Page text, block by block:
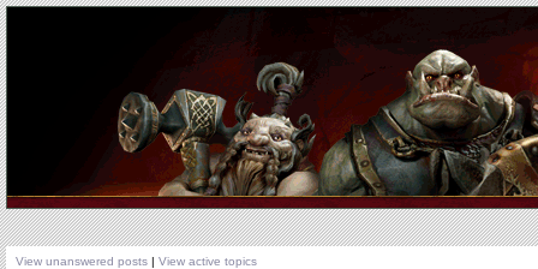
View unanswered posts | View active topics